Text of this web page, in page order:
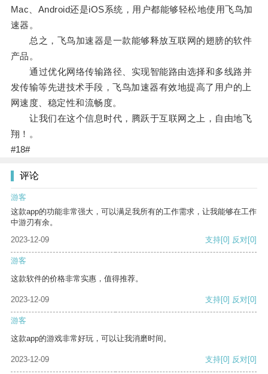
Mac、Android还是iOS系统，用户都能够轻松地使用飞鸟加
速器。
总之，飞鸟加速器是一款能够释放互联网的翅膀的软件
产品。
通过优化网络传输路径、实现智能路由选择和多线路并
发传输等先进技术手段，飞鸟加速器有效地提高了用户的上
网速度、稳定性和流畅度。
让我们在这个信息时代，腾跃于互联网之上，自由地飞
翔！。
#18#
评论
游客
这款app的功能非常强大，可以满足我所有的工作需求，让我能够在工作
中游刃有余。
2023-12-09
支持[0] 反对[0]
游客
这款软件的价格非常实惠，值得推荐。
2023-12-09 支持[0] 反对[0]
游客
这款app的游戏非常好玩，可以让我消磨时间。
2023-12-09 支持[0] 反对[0]